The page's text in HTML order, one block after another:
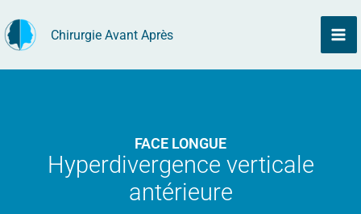
au
contenu
Chirurgie Avant Après
FACE LONGUE
Hyperdivergence verticale
antérieure